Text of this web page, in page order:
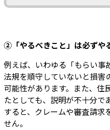
②「やるべきこと」は必ずや
例えば、いわゆる「もらい事
法規を順守していないと損害
可能性があります。また、住
たとしても、説明が不十分で
すると、クレームや審査請求
せん。